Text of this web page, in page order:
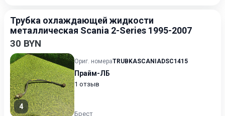
Трубка охлаждающей жидкости
металлическая Scania 2-Series 1995-2007
30 BYN
4
Ориг. номераTRUBKASCANIADSC1415
Прайм-ЛБ
1 отзыв
Брест